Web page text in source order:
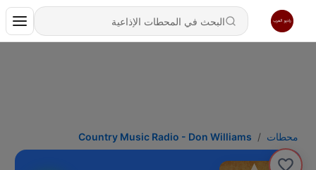
محطات Country Music Radio - Don Williams